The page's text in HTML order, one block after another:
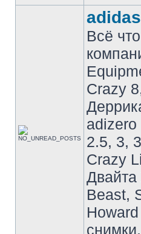
adidas
Всё
Crazy
adizero
2.5, 3,
Crazy
Beast,